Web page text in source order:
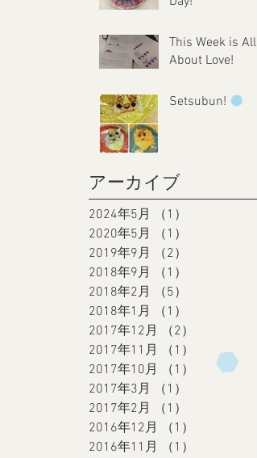
This Week is All
About Love!
Setsubun!
アーカイブ
2024年5月 （1）
2020年5月
（1）
2019年9月
（2）
2018年9月
（1）
2018年2月
（5）
2018年1月
（1）
2017年12月
（2）
2017年11月
（1）
1件の記事
2017年10月
（1）
1件の記事
2017年3月
（1）
2017年2月
（1）
2016年12月
（1）
2016年11月
（1）